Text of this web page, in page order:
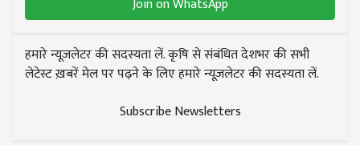
हमारे न्यूज़लेटर की सदस्यता लें. कृषि से संबंधित देशभर की सभी
लेटेस्ट ख़बरें मेल पर पढ़ने के लिए हमारे न्यूज़लेटर की सदस्यता लें.
Subscribe Newsletters